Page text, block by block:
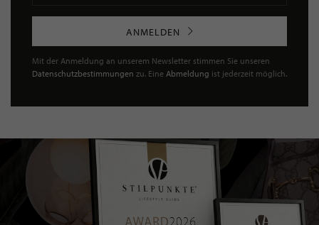
ANMELDEN
Mit der Anmeldung an unserem Newsletter stimmen Sie unseren
Datenschutzbestimmungen zu. Eine Abmeldung ist jederzeit möglich.